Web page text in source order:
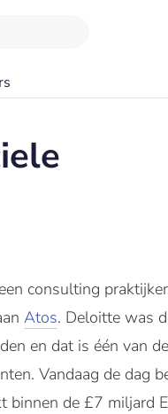
consulting
Atos. Deloitte was
en dat is één van
Vandaag de dag
binnen de £7 miljard